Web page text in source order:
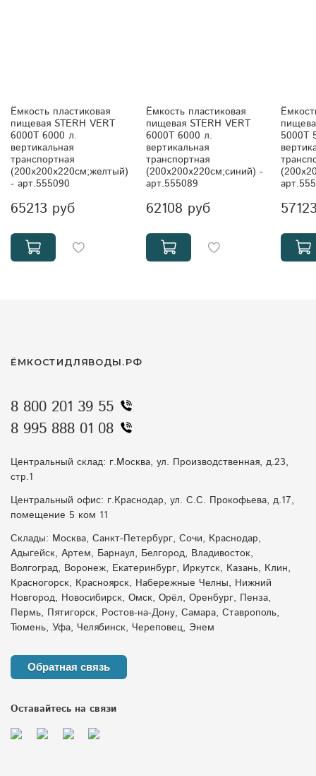
Ёмкость пластиковая
пищевая STERH VERT
6000T 6000 л.
вертикальная
транспортная
(200x200x220см;желтый)
- арт.555090
65213 руб
Ёмкость пластиковая
пищевая STERH VERT
6000T 6000 л.
вертикальная
транспортная
(200x200x220см;синий) -
арт.555089
62108 руб
5000T
ЁМКОСТИДЛЯВОДЫ.РФ
8 800 201 39 55
8 995 888 01 08
Центральный склад: г.Москва, ул. Производственная, д.23,
стр.1
Центральный офис: г.Краснодар, ул. С.С. Прокофьева, д.17,
помещение 5 ком 11
Склады: Москва, Санкт-Петербург, Сочи, Краснодар,
Адыгейск, Артем, Барнаул, Белгород, Владивосток,
Волгоград, Воронеж, Екатеринбург, Иркутск, Казань, Клин,
Красногорск, Красноярск, Набережные Челны, Нижний
Новгород, Новосибирск, Омск, Орёл, Оренбург, Пенза,
Пермь, Пятигорск, Ростов-на-Дону, Самара, Ставрополь,
Тюмень, Уфа, Челябинск, Череповец, Энем
Обратная связь
Оставайтесь на связи